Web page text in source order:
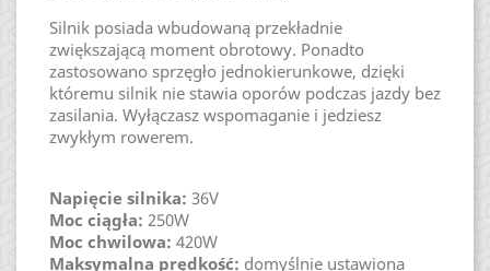
Silnik posiada wbudowaną przekładnie
zwiększającą moment obrotowy. Ponadto
zastosowano sprzęgło jednokierunkowe, dzięki
któremu silnik nie stawia oporów podczas jazdy bez
zasilania. Wyłączasz wspomaganie i jedziesz
zwykłym rowerem.
Napięcie silnika: 36V
Moc ciągła: 250W
Moc chwilowa: 420W
Maksymalna prędkość: domyślnie ustawiona